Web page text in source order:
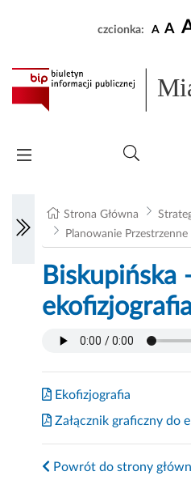
czcionka: A A
Strona Główna
Planowanie Przestrzenne
Biskupińska
Ekofizjografia
Załącznik graficzny do
Powrót do strony